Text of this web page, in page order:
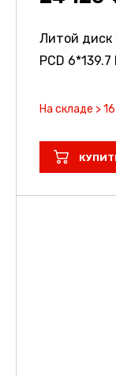
Литой диск
PCD 6*139.7
На складе >